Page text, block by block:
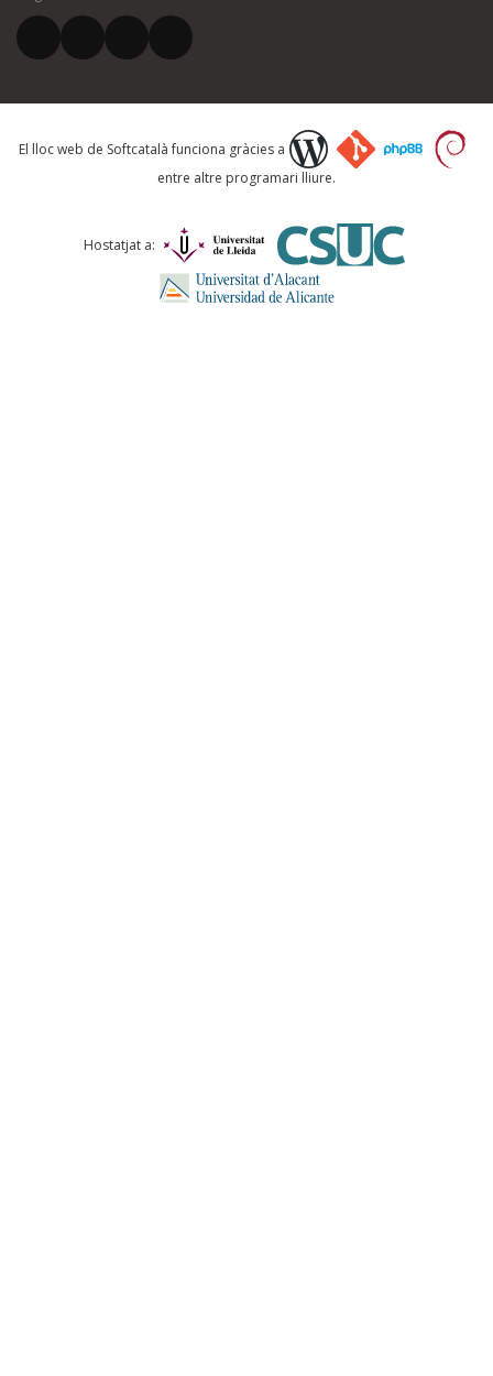
El vostre correu electrònic *
Què proposeu?
Comentari *
El lloc web de Softcatalà funciona gràcies a
entre altre programari lliure.
Hostatjat a: